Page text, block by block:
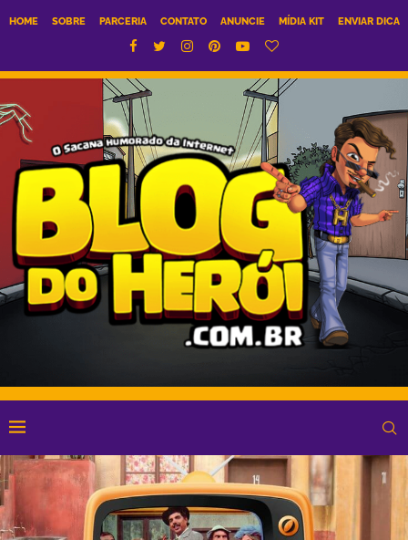
HOME SOBRE PARCERIA CONTATO ANUNCIE MÍDIA KIT ENVIAR DICA